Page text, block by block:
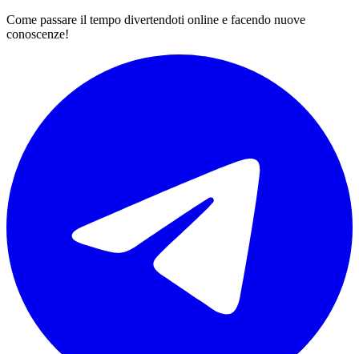
Come passare il tempo divertendoti online e facendo nuove
conoscenze!